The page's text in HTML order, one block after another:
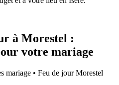
à Morestel :
votre mariage
mariage • Feu de jourMorestel